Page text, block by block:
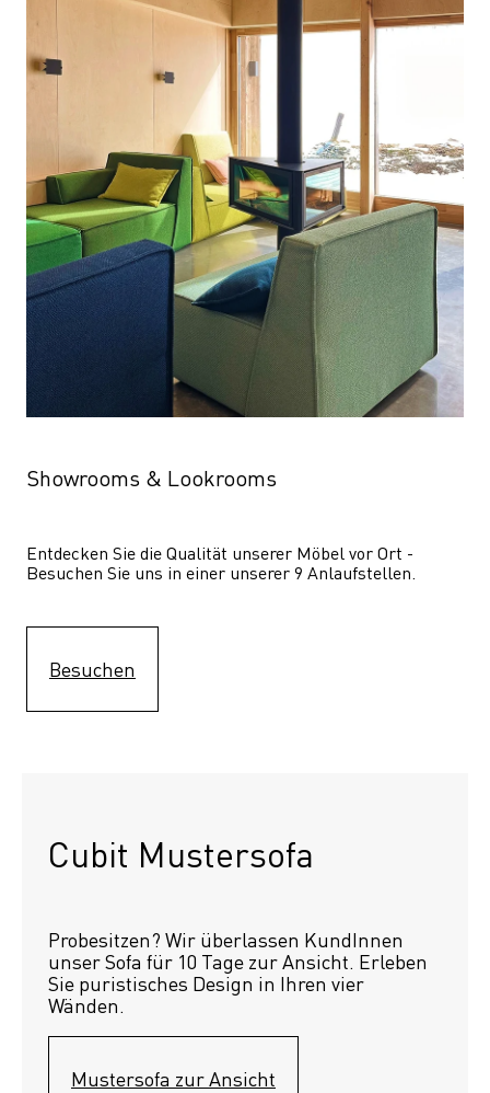
Showrooms & Lookrooms
Entdecken Sie die Qualität unserer Möbel vor Ort -
Besuchen Sie uns in einer unserer 9 Anlaufstellen.
Besuchen
Cubit Mustersofa
Probesitzen? Wir überlassen KundInnen
unser Sofa für 10 Tage zur Ansicht. Erleben
Sie puristisches Design in Ihren vier
Wänden.
Mustersofa zur Ansicht